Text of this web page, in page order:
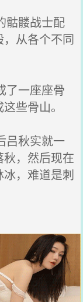
骷髅战士配
从各个不同
了一座座骨
些骨山。
吕秋实就一
，然后现在
，难道是刺